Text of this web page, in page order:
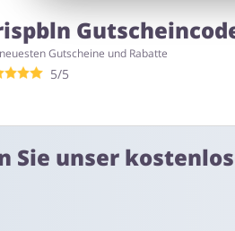
Gutscheine und Rabatte
5/5
Sie unser